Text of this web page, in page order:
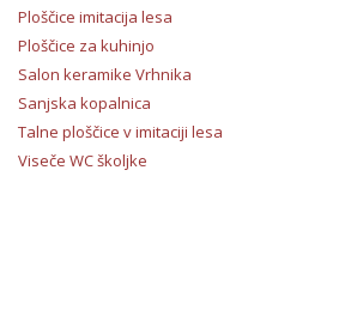
Ploščice imitacija lesa
Ploščice za kuhinjo
Salon keramike Vrhnika
Sanjska kopalnica
Talne ploščice v imitaciji lesa
Viseče WC školjke